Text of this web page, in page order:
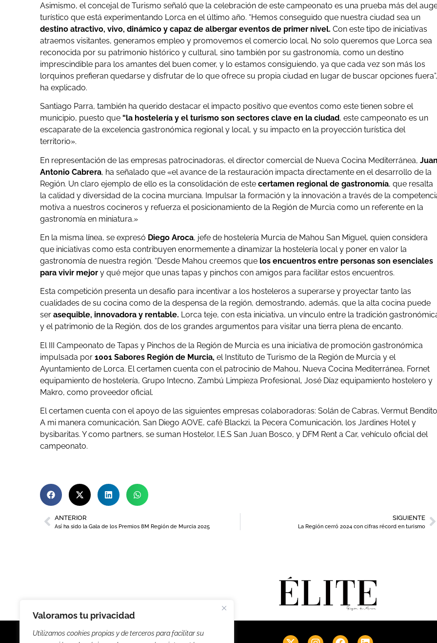
Valoramos tu privacidad
Utilizamos cookies propias y de terceros para facilitar su
Asimismo, el concejal de Turismo señaló que la celebración de este campeonato es una prueba más del
turístico que está experimentando Lorca en el último año. “Hemos conseguido que nuestra ciudad sea un
destino atractivo, vivo, dinámico y capaz de albergar eventos de primer nivel. Con este tipo de iniciativas
atraemos visitantes, generamos empleo y promovemos el comercio local. No solo queremos que Lorca sea
reconocida por su patrimonio histórico y cultural, sino también por su gastronomía, como un destino
imprescindible para los amantes del buen comer, y lo estamos consiguiendo, ya que cada vez son más los
lorquinos prefieran quedarse y disfrutar de lo que ofrece su propia ciudad en lugar de buscar opciones fuera”,
ha explicado.
Santiago Parra, también ha querido destacar el impacto positivo que eventos como este tienen sobre el
municipio, puesto que “la hostelería y el turismo son sectores clave en la ciudad, este campeonato es un
escaparate de la excelencia gastronómica regional y local, y su impacto en la proyección turística del
territorio».
En representación de las empresas patrocinadoras, el director comercial de Nueva Cocina Mediterránea, Juan
Antonio Cabrera, ha señalado que «el avance de la restauración impacta directamente en el desarrollo de la
Región. Un claro ejemplo de ello es la consolidación de este certamen regional de gastronomía, que resalta
la calidad y diversidad de la cocina murciana. Impulsar la formación y la innovación a través de la
motiva a nuestros cocineros y refuerza el posicionamiento de la Región de Murcia como un referente en la
gastronomía en miniatura.»
En la misma línea, se expresó Diego Aroca, jefe de hostelería Murcia de Mahou San Miguel, quien considera
que iniciativas como esta contribuyen enormemente a dinamizar la hostelería local y poner en valor la
gastronomía de nuestra región. “Desde Mahou creemos que los encuentros entre personas son esenciales
para vivir mejor y qué mejor que unas tapas y pinchos con amigos para facilitar estos encuentros.
Esta competición presenta un desafío para incentivar a los hosteleros a superarse y proyectar tanto las
cualidades de su cocina como de la despensa de la región, demostrando, además, que la alta cocina puede
ser asequible, innovadora y rentable. Lorca teje, con esta iniciativa, un vínculo entre la tradición
y el patrimonio de la Región, dos de los grandes argumentos para visitar una tierra plena de encanto.
El III Campeonato de Tapas y Pinchos de la Región de Murcia es una iniciativa de promoción gastronómica
impulsada por 1001 Sabores Región de Murcia, el Instituto de Turismo de la Región de Murcia y el
Ayuntamiento de Lorca. El certamen cuenta con el patrocinio de Mahou, Nueva Cocina Mediterránea, Fornet
equipamiento de hostelería, Grupo Intecno, Zambú Limpieza Profesional, José Díaz equipamiento hostelero y
Makro, como proveedor oficial.
El certamen cuenta con el apoyo de las siguientes empresas colaboradoras: Solán de Cabras, Vermut
A mi manera comunicación, San Diego AOVE, café Blackzi, la Pecera Comunicación, los Jardines Hotel y
bysibaritas. Y como partners, se suman Hostelor, I.E.S San Juan Bosco, y DFM Rent a Car, vehículo oficial del
campeonato.
ANTERIOR
Así ha sido la Gala de los Premios 8M Región de Murcia 2025
SIGUIENTE
La Región cerró 2024 con cifras récord en turismo